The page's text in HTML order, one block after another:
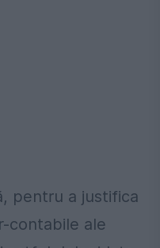
pentru a justifica
contabile ale